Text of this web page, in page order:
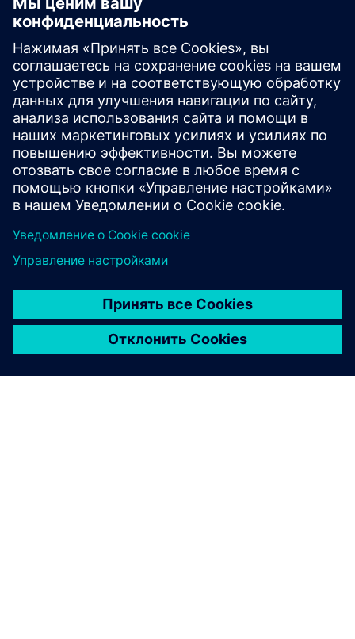
Веб-сайт Oxoia
Одностраничный файл Oxoia
Предварительные условия
Совместимо с системой автоматизации зданий Siemens
(например, Desigo CC/Connect Box)
Центральная система отопления, вентиляции и
кондиционирования (отопление, вентиляция,
охлаждение или горячая вода)